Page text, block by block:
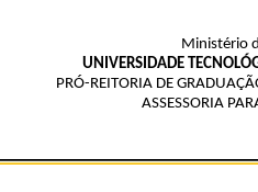
Ministério
UNIVERSIDADE
PRÓ-REITORIA DE
ASSESSORIA